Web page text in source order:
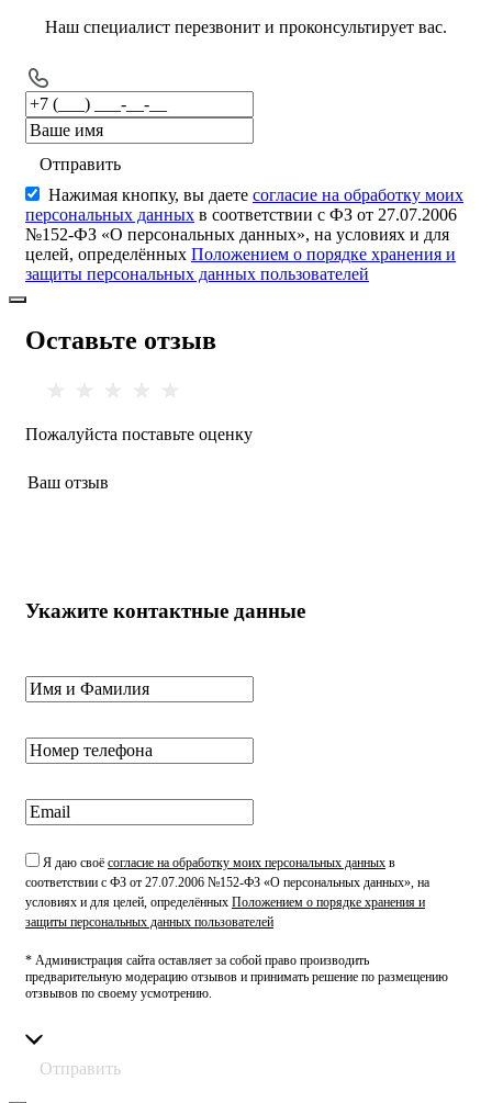
Наш специалист перезвонит и проконсультирует вас.
Отправить
Нажимая кнопку, вы даете согласие на обработку моих
персональных данных в соответствии с ФЗ от 27.07.2006
№152-ФЗ «О персональных данных», на условиях и для
целей, определённых Положением о порядке хранения и
защиты персональных данных пользователей
Оставьте отзыв
Пожалуйста поставьте оценку
Укажите контактные данные
Я даю своё согласие на обработку моих персональных данных в
соответствии с ФЗ от 27.07.2006 №152-ФЗ «О персональных данных», на
условиях и для целей, определённых Положением о порядке хранения и
защиты персональных данных пользователей
* Администрация сайта оставляет за собой право производить
предварительную модерацию отзывов и принимать решение по размещению
отзвывов по своему усмотрению.
Отправить